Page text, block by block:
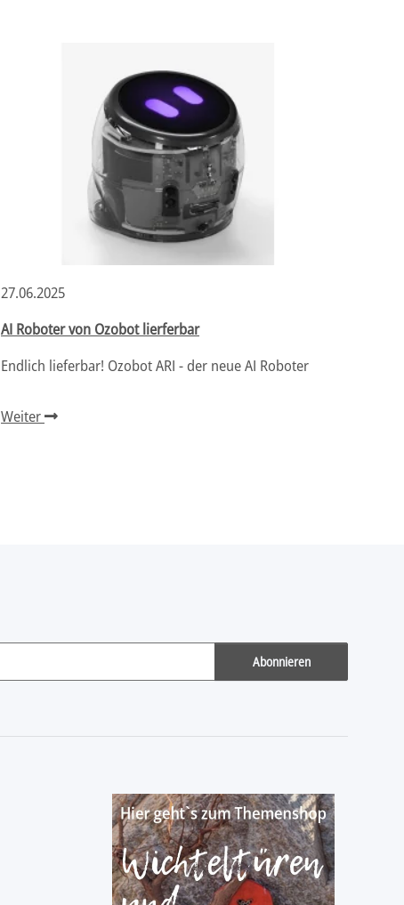
27.06.2025
AI Roboter von Ozobot lierferbar
Endlich lieferbar! Ozobot ARI - der neue AI Roboter
Weiter
Abonnieren